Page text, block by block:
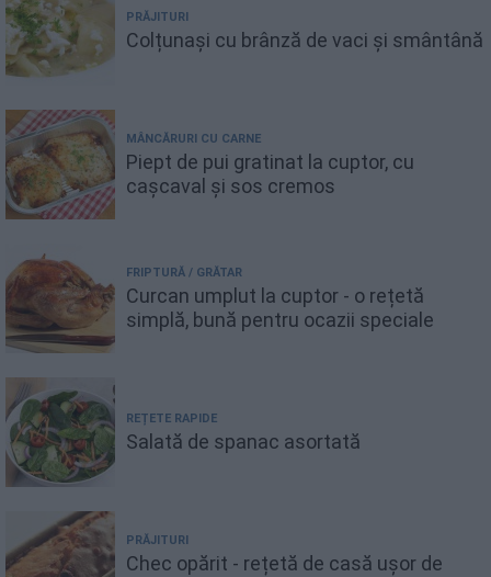
PRĂJITURI
Colțunași cu brânză de vaci și smântână
MÂNCĂRURI CU CARNE
Piept de pui gratinat la cuptor, cu
cașcaval și sos cremos
FRIPTURĂ / GRĂTAR
Curcan umplut la cuptor - o rețetă
simplă, bună pentru ocazii speciale
REȚETE RAPIDE
Salată de spanac asortată
PRĂJITURI
Chec opărit - rețetă de casă ușor de